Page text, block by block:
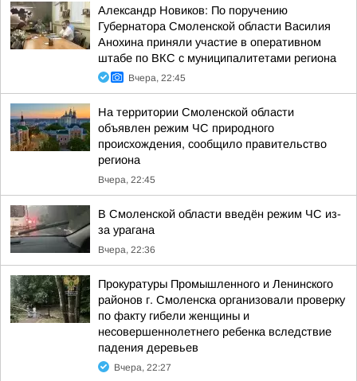
Александр Новиков: По поручению
Губернатора Смоленской области Василия
Анохина приняли участие в оперативном
штабе по ВКС с муниципалитетами региона
Вчера, 22:45
На территории Смоленской области
объявлен режим ЧС природного
происхождения, сообщило правительство
региона
Вчера, 22:45
В Смоленской области введён режим ЧС из-
за урагана
Вчера, 22:36
Прокуратуры Промышленного и Ленинского
районов г. Смоленска организовали проверку
по факту гибели женщины и
несовершеннолетнего ребенка вследствие
падения деревьев
Вчера, 22:27